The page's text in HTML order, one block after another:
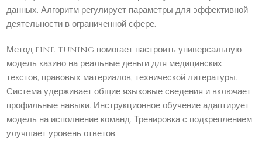
данных. Алгоритм регулирует параметры для эффективной
деятельности в ограниченной сфере.
Метод fine-tuning помогает настроить универсальную
модель казино на реальные деньги для медицинских
текстов, правовых материалов, технической литературы.
Система удерживает общие языковые сведения и включает
профильные навыки. Инструкционное обучение адаптирует
модель на исполнение команд. Тренировка с подкреплением
улучшает уровень ответов.